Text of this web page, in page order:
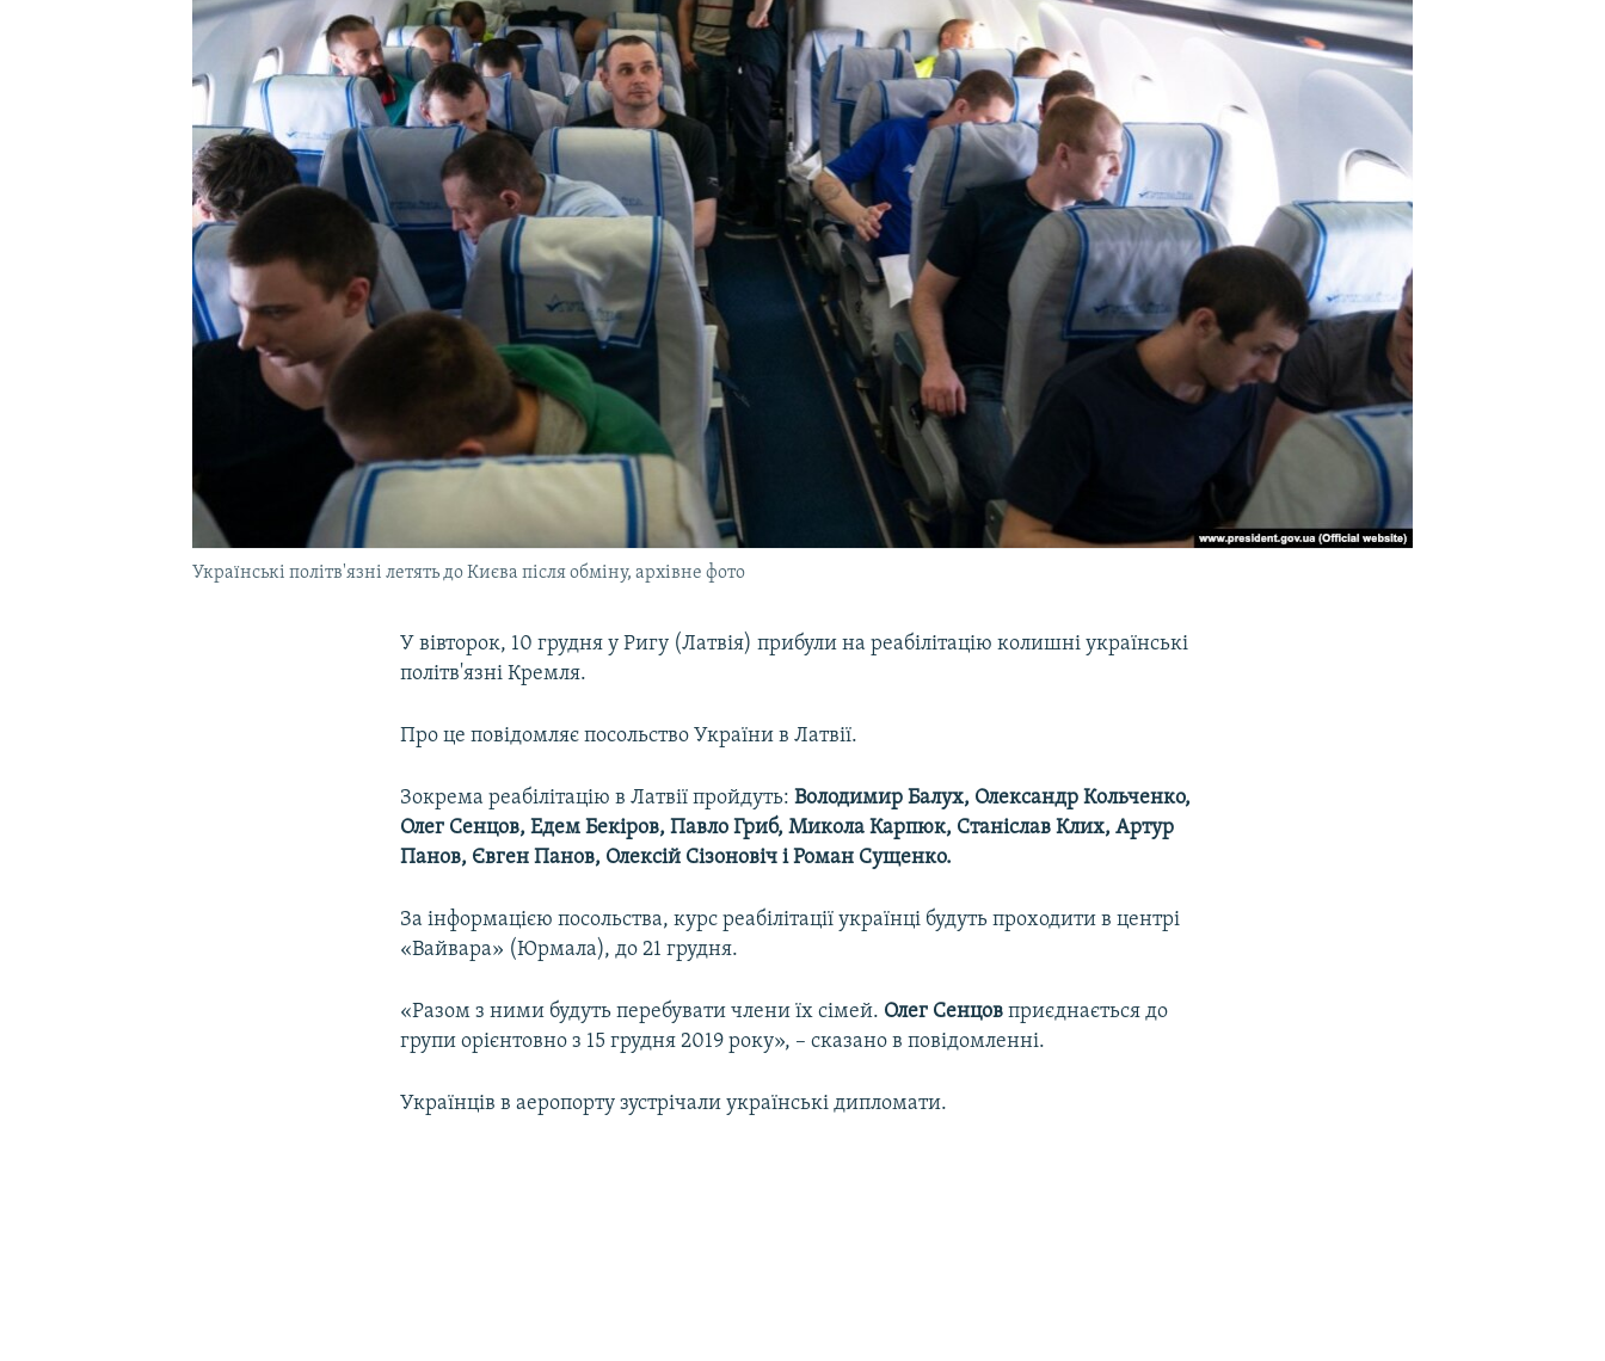
УКРАЇНСЬКА ПРОБЛЕМА КРИМУ
Українські політв'язні летять до Києва після обміну, архівне фото
У вівторок, 10 грудня у Ригу (Латвія) прибули на реабілітацію колишні українські
політв'язні Кремля.
Про це повідомляє посольство України в Латвії.
Зокрема реабілітацію в Латвії пройдуть:Володимир Балух, Олександр Кольченко,
Олег Сенцов, Едем Бекіров, Павло Гриб, Микола Карпюк, Станіслав Клих, Артур
Панов, Євген Панов, Олексій Сізоновіч і Роман Сущенко.
За інформацією посольства, курс реабілітації українці будуть проходити в центрі
«Вайвара» (Юрмала), до 21 грудня.
«Разом з ними будуть перебувати члени їх сімей. Олег Сенцов приєднається до
групи орієнтовно з 15 грудня 2019 року», – сказано в повідомленні.
Українців в аеропорту зустрічали українські дипломати.